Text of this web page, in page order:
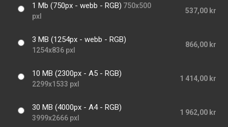
1 Mb (750px - webb - RGB) 750x500
pxl
537,00 kr
3 MB (1254px - webb - RGB)
1254x836 pxl
866,00 kr
10 MB (2300px - A5 - RGB)
2299x1533 pxl
1 414,00 kr
30 MB (4000px - A4 - RGB)
3999x2666 pxl
1 962,00 kr